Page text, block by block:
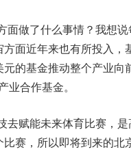
做了什么事情？我想说
面近年来也有所投入，
的基金推动整个产业
业合作基金。
赋能未来体育比赛，是
赛，所以即将到来的